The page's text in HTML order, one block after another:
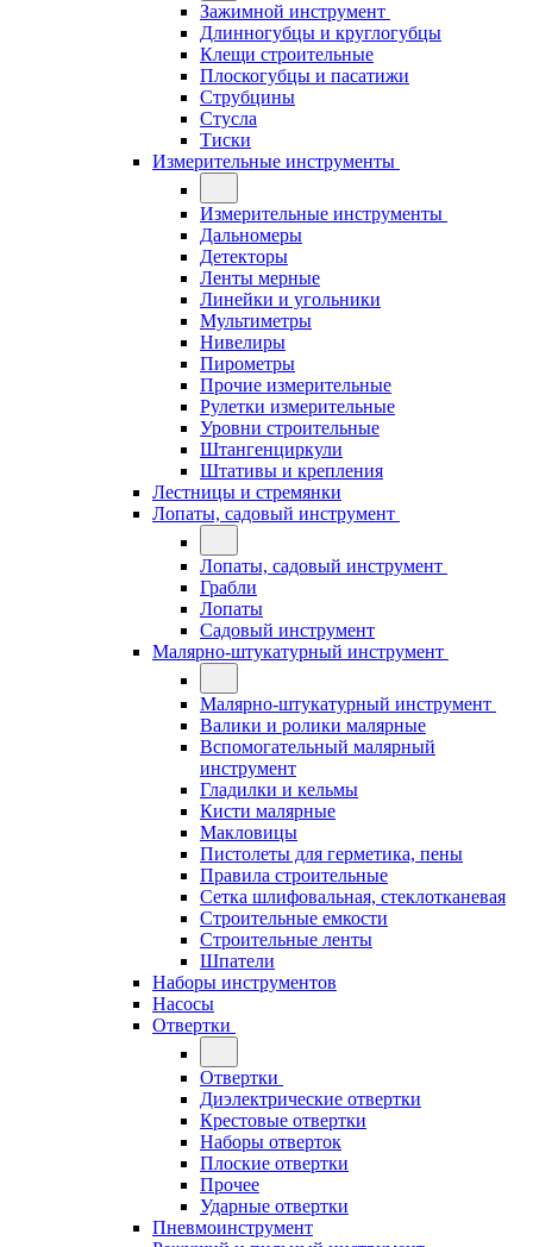
Зажимной инструмент
Длинногубцы и круглогубцы
Клещи строительные
Плоскогубцы и пасатижи
Струбцины
Стусла
Тиски
Измерительные инструменты
Измерительные инструменты
Дальномеры
Детекторы
Ленты мерные
Линейки и угольники
Мультиметры
Нивелиры
Пирометры
Прочие измерительные
Рулетки измерительные
Уровни строительные
Штангенциркули
Штативы и крепления
Лестницы и стремянки
Лопаты, садовый инструмент
Лопаты, садовый инструмент
Грабли
Лопаты
Садовый инструмент
Малярно-штукатурный инструмент
Малярно-штукатурный инструмент
Валики и ролики малярные
Вспомогательный малярный
инструмент
Гладилки и кельмы
Кисти малярные
Макловицы
Пистолеты для герметика, пены
Правила строительные
Сетка шлифовальная, стеклотканевая
Строительные емкости
Строительные ленты
Шпатели
Наборы инструментов
Насосы
Отвертки
Отвертки
Диэлектрические отвертки
Крестовые отвертки
Наборы отверток
Плоские отвертки
Прочее
Ударные отвертки
Пневмоинструмент